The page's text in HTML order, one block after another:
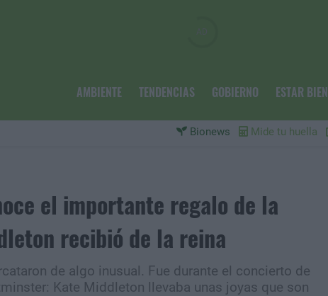
AMBIENTE TENDENCIAS GOBIERNO ESTAR BIEN
Bionews Mide tu huella
el importante regalo de la
recibió de la reina
de algo inusual. Fue durante el concierto de
Kate Middleton llevaba unas joyas que son